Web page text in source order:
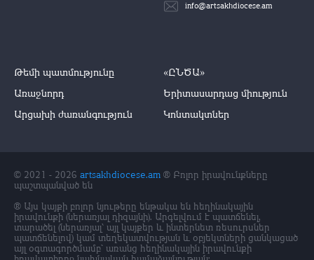
Թեմի պատմությունը
Առաջնորդ
Արցախի ժառանգություն
«ԸՆԾԱ»
Երիտասարդաց միություն
Կոնտակտներ
info@artsakhdiocese.am
© 2021 - 2026 artsakhdiocese.am ® Բոլոր իրավունքները
պաշտպանված են
® Այս կայքի բոլոր նյութերը ենթակա են հեղինակային
իրավունքի (ներառյալ դիզայնի). Արգելվում է պատճենել,
տարածել (ներառյալ` այլ կայքեր և ինտերնետ ռեսուրսներ
պատճենելով) կամ տեղեկատվության և օբյեկտների ցանկացած
այլ օգտագործմամբ՝ առանց հեղինակային իրավունքի